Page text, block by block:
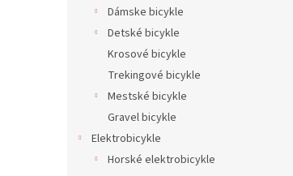
Dámske bicykle
Detské bicykle
Krosové bicykle
Trekingové bicykle
Mestské bicykle
Gravel bicykle
Elektrobicykle
Horské elektrobicykle